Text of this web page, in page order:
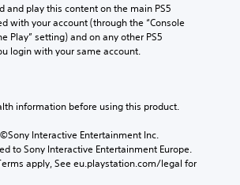
and play this content on the main PS5
with your account (through the “Console
Play” setting) and on any other PS5
login with your same account.
information before using this product.
Interactive Entertainment Inc.
to Sony Interactive Entertainment Europe.
apply, See eu.playstation.com/legal for